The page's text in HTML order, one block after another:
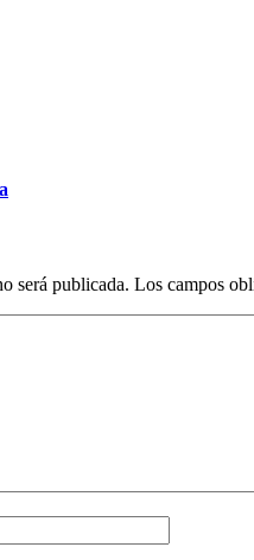
será publicada. Los campos